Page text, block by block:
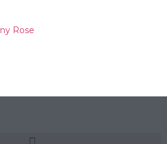
Rose